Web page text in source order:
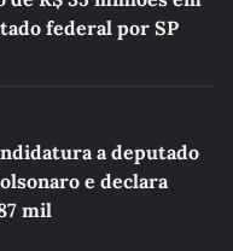
federal por SP
a deputado
e declara
mil